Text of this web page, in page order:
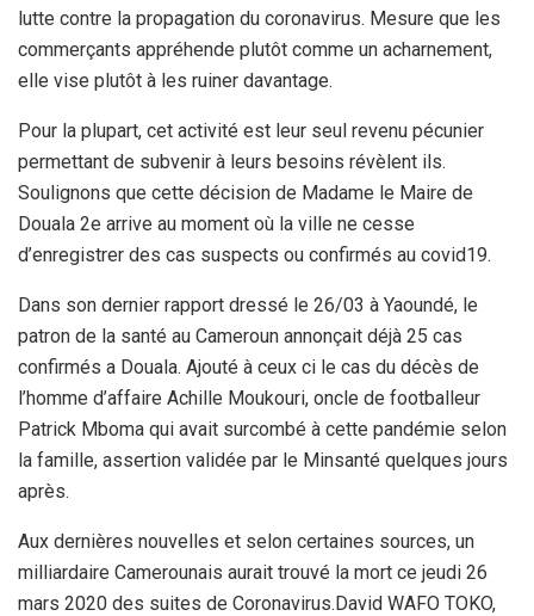
lutte contre la propagation du coronavirus. Mesure que les
commerçants appréhende plutôt comme un acharnement,
elle vise plutôt à les ruiner davantage.
Pour la plupart, cet activité est leur seul revenu pécunier
permettant de subvenir à leurs besoins révèlent ils.
Soulignons que cette décision de Madame le Maire de
Douala 2e arrive au moment où la ville ne cesse
d’enregistrer des cas suspects ou confirmés au covid19.
Dans son dernier rapport dressé le 26/03 à Yaoundé, le
patron de la santé au Cameroun annonçait déjà 25 cas
confirmés a Douala. Ajouté à ceux ci le cas du décès de
l’homme d’affaire Achille Moukouri, oncle de footballeur
Patrick Mboma qui avait surcombé à cette pandémie selon
la famille, assertion validée par le Minsanté quelques jours
après.
Aux dernières nouvelles et selon certaines sources, un
milliardaire Camerounais aurait trouvé la mort ce jeudi 26
mars 2020 des suites de Coronavirus.David WAFO TOKO,